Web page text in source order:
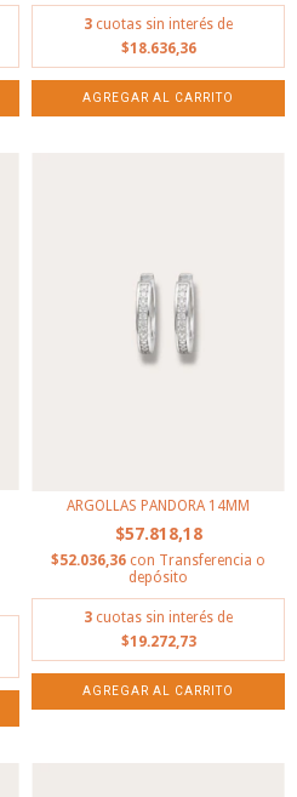
3 cuotas sin interés de
$18.636,36
ARGOLLAS PANDORA 14MM
$57.818,18
$52.036,36 con Transferencia o
depósito
3 cuotas sin interés de
$19.272,73